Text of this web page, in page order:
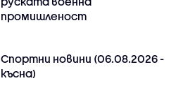
промишленост
Спортни новини (06.08.2026 -
късна)